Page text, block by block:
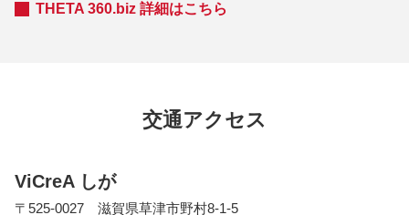
THETA 360.biz 詳細はこちら
交通アクセス
ViCreA しが
〒525-0027 滋賀県草津市野村8-1-5